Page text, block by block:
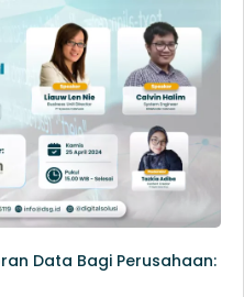
Data Bagi Perusahaan: